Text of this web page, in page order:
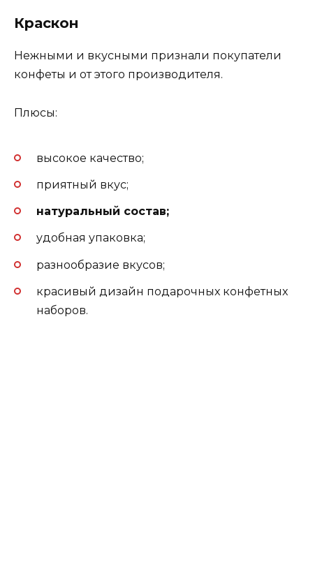
Краскон
Нежными и вкусными признали покупатели
конфеты и от этого производителя.
Плюсы:
высокое качество;
приятный вкус;
натуральный состав;
удобная упаковка;
разнообразие вкусов;
красивый дизайн подарочных конфетных
наборов.